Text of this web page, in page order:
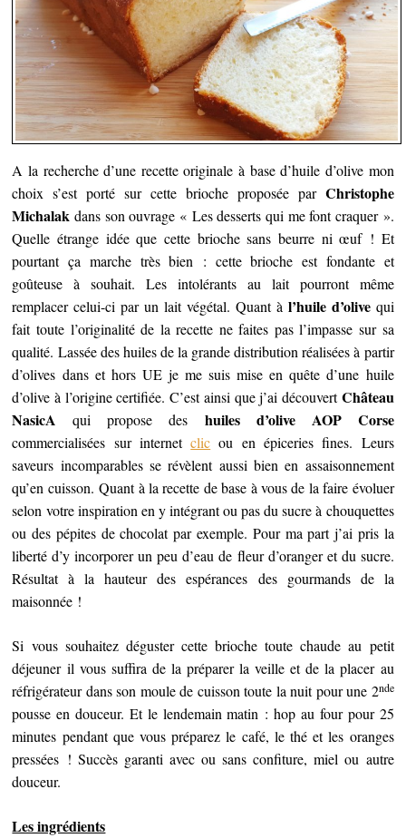
A la recherche d’une recette originale à base d’huile d’olive mon
choix s’est porté sur cette brioche proposée par Christophe
Michalak dans son ouvrage « Les desserts qui me font craquer ».
Quelle étrange idée que cette brioche sans beurre ni œuf ! Et
pourtant ça marche très bien : cette brioche est fondante et
goûteuse à souhait. Les intolérants au lait pourront même
remplacer celui-ci par un lait végétal. Quant à l’huile d’olivequi
fait toute l’originalité de la recette ne faites pas l’impasse sur sa
qualité. Lassée des huiles de la grande distribution réalisées à partir
d’olives dans et hors UE je me suis mise en quête d’une huile
d’olive à l’origine certifiée. C’est ainsi que j’ai découvertChâteau
NasicA qui propose des huiles d’olive AOP Corse
commercialisées sur internetclic ou en épiceries fines. Leurs
saveurs incomparables se révèlent aussi bien en assaisonnement
qu’en cuisson. Quant à la recette de base à vous de la faire évoluer
selon votre inspiration en y intégrant ou pas du sucre à chouquettes
ou des pépites de chocolat par exemple. Pour ma part j’ai pris la
liberté d’y incorporer un peu d’eau de fleur d’oranger et du sucre.
Résultat à la hauteur des espérances des gourmands de la
maisonnée !
Si vous souhaitez déguster cette brioche toute chaude au petit
déjeuner il vous suffira de la préparer la veille et de la placer au
réfrigérateur dans son moule de cuisson toute la nuit pour une 2nde
pousse en douceur. Et le lendemain matin : hop au four pour 25
minutes pendant que vous préparez le café, le thé et les oranges
pressées ! Succès garanti avec ou sans confiture, miel ou autre
douceur.
Les ingrédients